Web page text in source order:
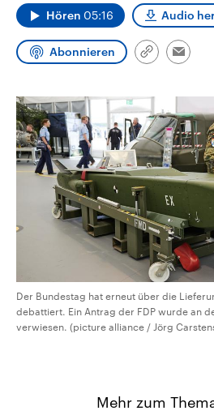
und Kandidaten der anstehenden
Wahl. Hören 05:16 Audio
Abonnieren
Link
Email
Der Bundestag hat erneut über die
debattiert. Ein Antrag der FDP wurde an
verwiesen. (picture alliance / Jörg
Mehr zum